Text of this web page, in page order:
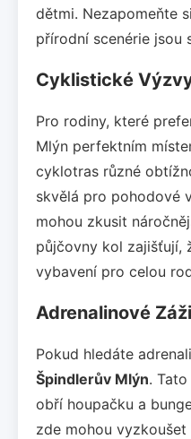
dětmi. Nezapomeňte
přírodní scenérie jsou
Cyklistické
Pro rodiny, které
Mlýn perfektním
cyklotras různé
skvělá pro pohodové
mohou zkusit
půjčovny kol zajišťují,
vybavení pro celou
Adrenalinové
Pokud hledáte
Špindlerův Mlýn.
obří houpačku a
zde mohou